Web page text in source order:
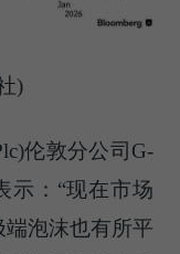
)
伦敦分公司G-
示：“现在市场
泡沫也有所平